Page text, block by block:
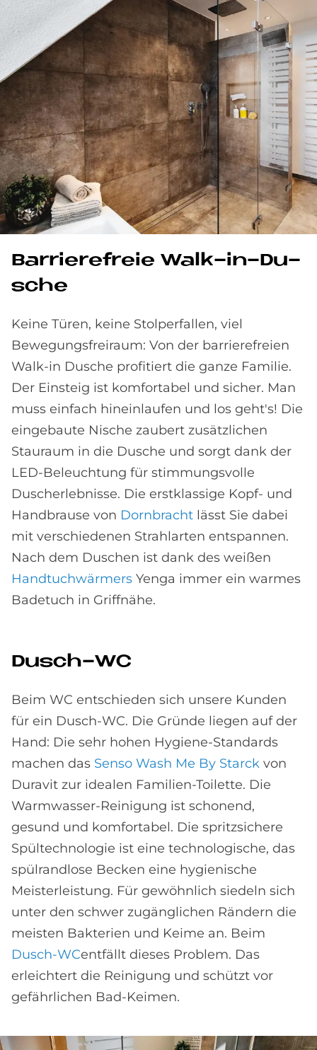
Bar­rie­re­freie Walk-in-Du­
sche
Keine Türen, keine Stolperfallen, viel
Bewegungsfreiraum: Von der barrierefreien
Walk-in Dusche profitiert die ganze Familie.
Der Einsteig ist komfortabel und sicher. Man
muss einfach hineinlaufen und los geht's! Die
eingebaute Nische zaubert zusätzlichen
Stauraum in die Dusche und sorgt dank der
LED-Beleuchtung für stimmungsvolle
Duscherlebnisse. Die erstklassige Kopf- und
Handbrause von Dornbracht lässt Sie dabei
mit verschiedenen Strahlarten entspannen.
Nach dem Duschen ist dank des weißen
Handtuchwärmers Yenga immer ein warmes
Badetuch in Griffnähe.
Dusch-WC
Beim WC entschieden sich unsere Kunden
für ein Dusch-WC. Die Gründe liegen auf der
Hand: Die sehr hohen Hygiene-Standards
machen das Senso Wash Me By Starck von
Duravit zur idealen Familien-Toilette. Die
Warmwasser-Reinigung ist schonend,
gesund und komfortabel. Die spritzsichere
Spültechnologie ist eine technologische, das
spülrandlose Becken eine hygienische
Meisterleistung. Für gewöhnlich siedeln sich
unter den schwer zugänglichen Rändern die
meisten Bakterien und Keime an. Beim
Dusch-WCentfällt dieses Problem. Das
erleichtert die Reinigung und schützt vor
gefährlichen Bad-Keimen.